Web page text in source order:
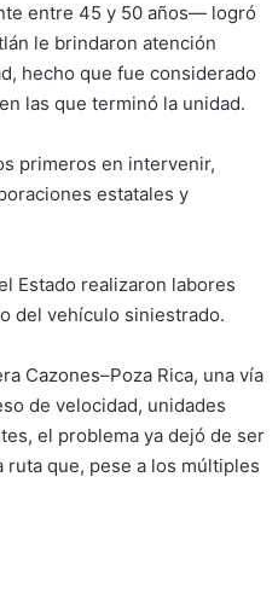
entre 45 y 50 años— logró
le brindaron atención
hecho que fue considerado
las que terminó la unidad.
primeros en intervenir,
estatales y
Estado realizaron labores
del vehículo siniestrado.
Cazones–Poza Rica, una vía
de velocidad, unidades
el problema ya dejó de ser
que, pese a los múltiples